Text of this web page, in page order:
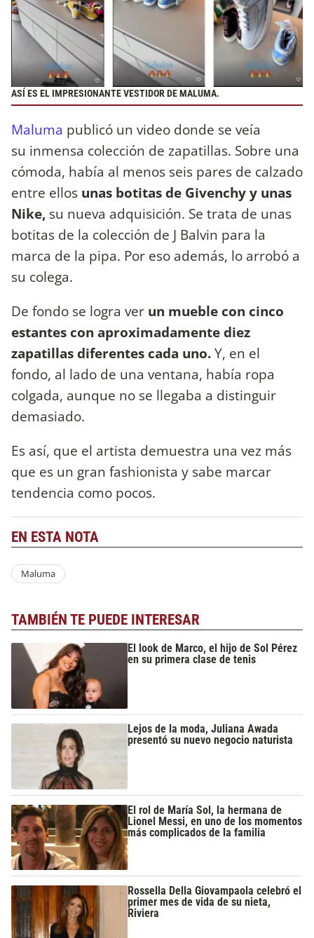
ASÍ ES EL IMPRESIONANTE VESTIDOR DE MALUMA.
Maluma publicó un video donde se veía
su inmensa colección de zapatillas. Sobre una
cómoda, había al menos seis pares de calzado
entre ellos unas botitas de Givenchy y unas
Nike, su nueva adquisición. Se trata de unas
botitas de la colección de J Balvin para la
marca de la pipa. Por eso además, lo arrobó a
su colega.
De fondo se logra ver un mueble con cinco
estantes con aproximadamente diez
zapatillas diferentes cada uno.Y, en el
fondo, al lado de una ventana, había ropa
colgada, aunque no se llegaba a distinguir
demasiado.
Es así, que el artista demuestra una vez más
que es un gran fashionista y sabe marcar
tendencia como pocos.
EN ESTA NOTA
Maluma
TAMBIÉN TE PUEDE INTERESAR
El look de Marco, el hijo de Sol Pérez
en su primera clase de tenis
Lejos de la moda, Juliana Awada
presentó su nuevo negocio naturista
El rol de María Sol, la hermana de
Lionel Messi, en uno de los momentos
más complicados de la familia
Rossella Della Giovampaola celebró el
primer mes de vida de su nieta,
Riviera